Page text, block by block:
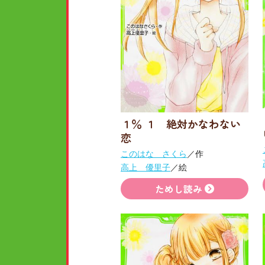
１％ １ 絶対かなわない
恋
このはな さくら ／作
高上 優里子／絵
ためし読み